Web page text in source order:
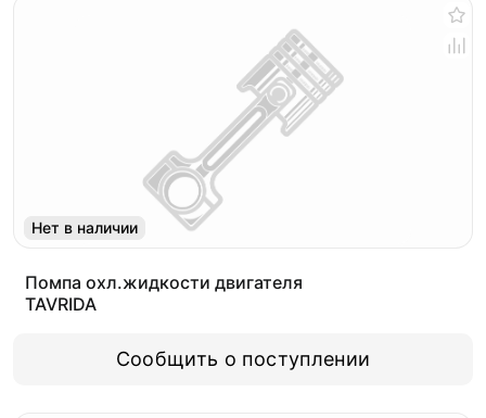
Нет в наличии
Помпа охл.жидкости двигателя
TAVRIDA
Сообщить о поступлении